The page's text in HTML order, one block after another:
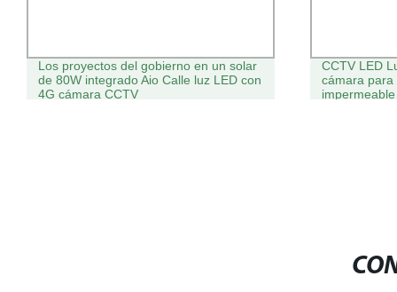
Los proyectos del gobierno en un solar
de 80W integrado Aio Calle luz LED con
4G cámara CCTV
CCTV LED
cámara para
impermeable